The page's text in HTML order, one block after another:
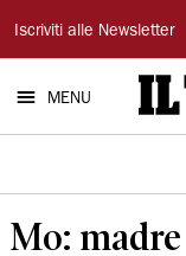
Il
Tirreno
Iscriviti alle Newsletter
MENU
Mo: